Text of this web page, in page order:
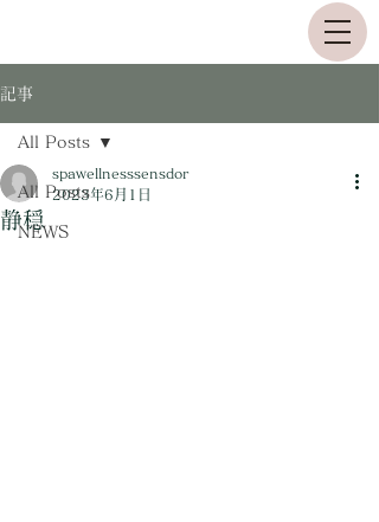
記事
All Posts
NEWS
All Posts
静穏
spawellnesssensdor
2023年6月1日